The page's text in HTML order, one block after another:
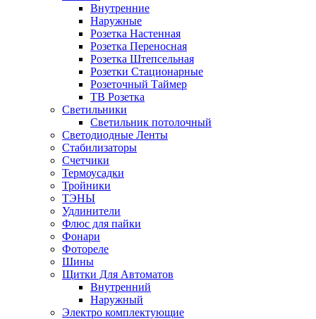
Внутренние
Наружные
Розетка Настенная
Розетка Переносная
Розетка Штепсельная
Розетки Стационарные
Розеточный Таймер
ТВ Розетка
Светильники
Светильник потолочный
Светодиодные Ленты
Стабилизаторы
Счетчики
Термоусадки
Тройники
ТЭНЫ
Удлинители
Флюс для пайки
Фонари
Фотореле
Шины
Щитки Для Автоматов
Внутренний
Наружный
Электро комплектующие